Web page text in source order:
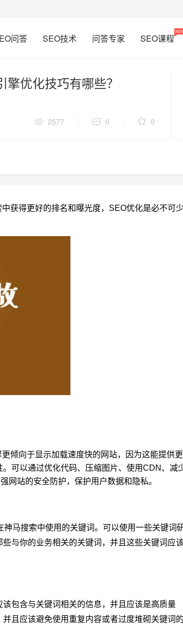
问答 SEO技术 问答专家 SEO课程
优化技巧有哪些？
2577 0 0
获得更好的排名和曝光度，SEO优化是必不可
倾向于显示加载速度快的网站，因为这能提供更
可以通过优化代码、压缩图片、使用CDN、减
网站的安全防护，保护用户数据和隐私。
马搜索中使用的关键词。可以使用一些关键词
与你的业务相关的关键词，并且这些关键词应
包含与关键词相关的信息，并且应该是高质量
且应该避免使用重复内容或者过度堆砌关键词